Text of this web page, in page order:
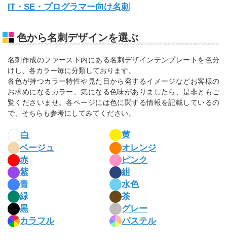
IT・SE・プログラマー向け名刺
色から名刺デザインを選ぶ
名刺作成のファースト内にある名刺デザインテンプレートを色分
けし、各カラー毎に分類しております。
各色が持つカラー特性や見た目から発するイメージなどお客様の
お求めになるカラー、気になる色味がありましたら、是非ともご
覧くださいませ。各ページには色に関する情報を記載しているの
で、そちらも参考にしてみてください。
白
黄
ベージュ
オレンジ
赤
ピンク
紫
紺
青
水色
緑
茶
黒
グレー
カラフル
パステル